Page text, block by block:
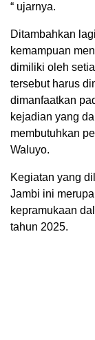
“ ujarnya.
Ditambahkan
kemampuan
dimiliki oleh
tersebut harus
dimanfaatkan
kejadian yang
membutuhkan
Waluyo.
Kegiatan yang
Jambi ini
kepramukaan
tahun 2025.